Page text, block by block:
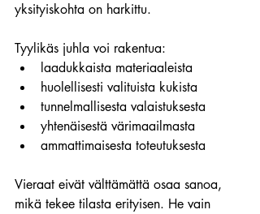
yksityiskohta on harkittu.
Tyylikäs juhla voi rakentua:
laadukkaista materiaaleista
huolellisesti valituista kukista
tunnelmallisesta valaistuksesta
yhtenäisestä värimaailmasta
ammattimaisesta toteutuksesta
Vieraat eivät välttämättä osaa sanoa,
mikä tekee tilasta erityisen. He vain